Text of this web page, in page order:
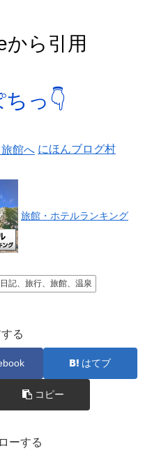
ら引用
ちっ👇
にほんブログ村
旅館・ホテルランキング
記、旅行、旅館、温泉
る
はてブ
コピー
ーする